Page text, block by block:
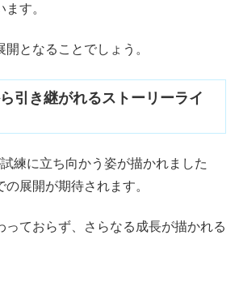
す。
となることでしょう。
引き継がれるストーリーライ
練に立ち向かう姿が描かれました
展開が期待されます。
っておらず、さらなる成長が描かれる